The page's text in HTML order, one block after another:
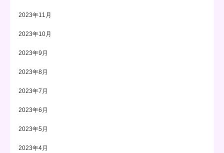
2023年11月
2023年10月
2023年9月
2023年8月
2023年7月
2023年6月
2023年5月
2023年4月